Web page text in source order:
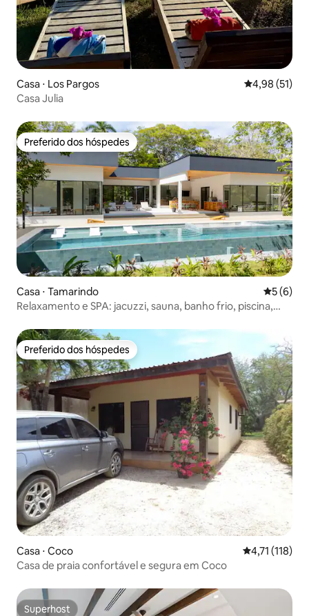
Casa ⋅ Los Pargos 4,98 de uma
4,98 (51)
Casa Julia
Preferido dos hóspedes
Preferido dos hóspedes
Casa ⋅ Tamarindo 5 de
5 (6)
Relaxamento e SPA: jacuzzi, sauna, banho frio, piscina,
Preferido dos hóspedes
Preferido dos hóspedes
Casa ⋅ Coco 4,71 de uma
4,71 (118)
Casa de praia confortável e segura em Coco
Superhost